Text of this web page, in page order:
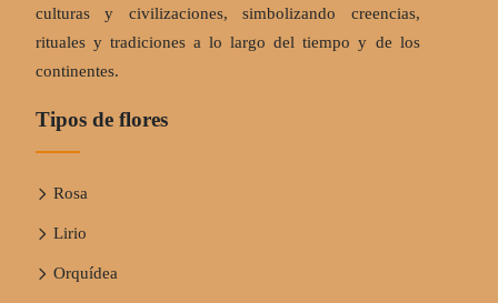
culturas y civilizaciones, simbolizando creencias,
rituales y tradiciones a lo largo del tiempo y de los
continentes.
Tipos de flores
Rosa
Lirio
Orquídea